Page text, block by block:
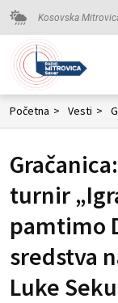
Kosovska
Početna > Vesti >
turnir
pamtimo
sredstva
Luke